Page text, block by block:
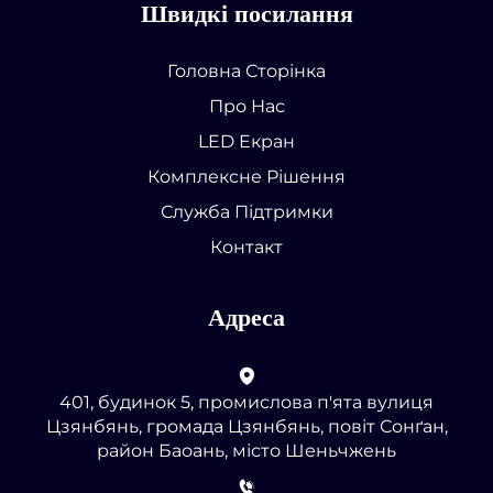
Швидкі посилання
Головна Сторінка
Про Нас
LED Екран
Комплексне Рішення
Служба Підтримки
Контакт
Адреса
401, будинок 5, промислова п'ята вулиця
Цзянбянь, громада Цзянбянь, повіт Сонґан,
район Баоань, місто Шеньчжень